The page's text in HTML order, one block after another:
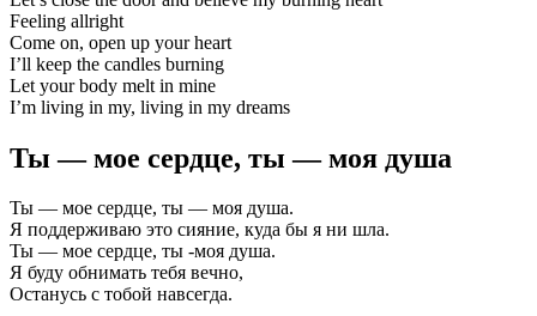
Feeling allright
Come on, open up your heart
I’ll keep the candles burning
Let your body melt in mine
I’m living in my, living in my dreams
Ты — мое сердце, ты — моя душа
Ты — мое сердце, ты — моя душа.
Я поддерживаю это сияние, куда бы я ни шла.
Ты — мое сердце, ты -моя душа.
Я буду обнимать тебя вечно,
Останусь с тобой навсегда.